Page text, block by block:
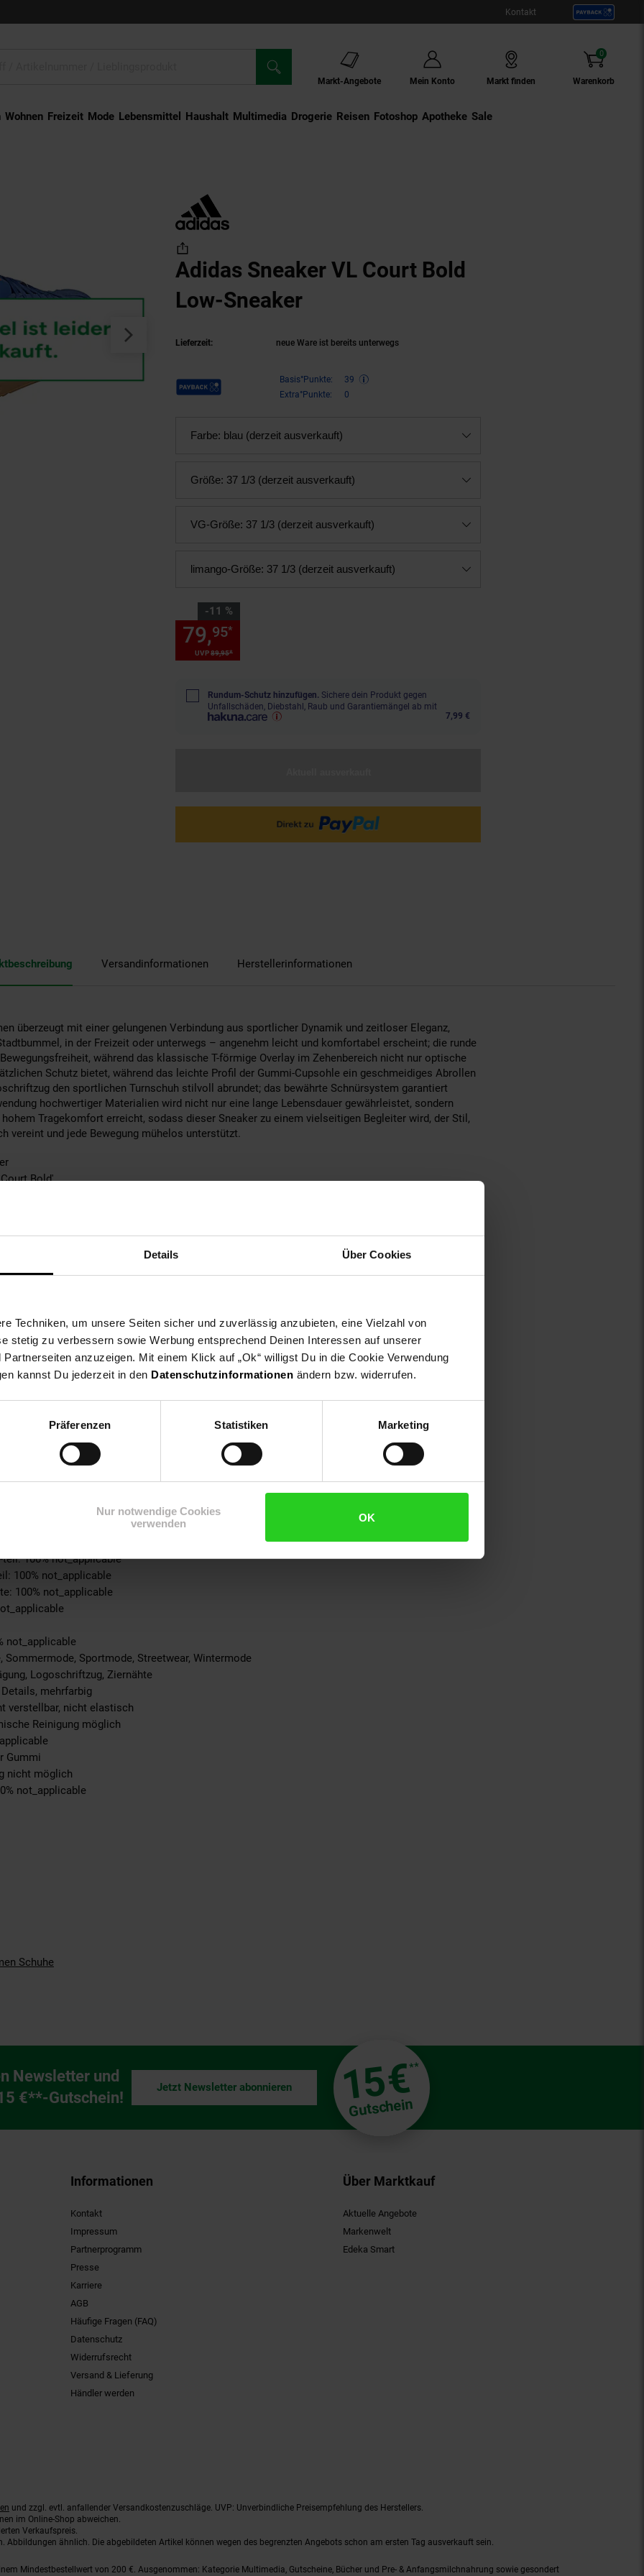
Details Über Cookies
Techniken, um unsere Seiten sicher und zuverlässig anzubieten, eine Vielzahl von
stetig zu verbessern sowie Werbung entsprechend Deinen Interessen auf unserer
anzuzeigen. Mit einem Klick auf „Ok“ willigst Du in die Cookie Verwendung
kannst Du jederzeit in den Datenschutzinformationen ändern bzw. widerrufen.
Präferenzen Statistiken Marketing
Nur notwendige Cookies
verwenden
OK
Kontakt
Markt-Angebote Mein Konto Markt finden Warenkorb
0
Artikel
Wohnen Freizeit Mode Lebensmittel Haushalt Multimedia Drogerie Externer Link:
Reisen Externer Link:
Fotoshop Externer Link:
Apotheke Sale
Adidas Sneaker VL Court Bold
Low-Sneaker
Lieferzeit: neue Ware ist bereits unterwegs
Payback Punkte Basis°Punkte:
39
Extra°Punkte:
0
Farbe: blau (derzeit ausverkauft)
Größe: 37 1/3 (derzeit ausverkauft)
VG-Größe: 37 1/3 (derzeit ausverkauft)
limango-Größe: 37 1/3 (derzeit ausverkauft)
-11 %
Sie Sparen 11 Prozent,
UVP89,95*
79,95*
Rundum-Schutz hinzufügen. Sichere dein Produkt gegen
Unfallschäden, Diebstahl, Raub und Garantiemängel ab mit
7,99 €
Versandinformationen Herstellerinformationen
überzeugt mit einer gelungenen Verbindung aus sportlicher Dynamik und zeitloser Eleganz,
in der Freizeit oder unterwegs – angenehm leicht und komfortabel erscheint; die runde
während das klassische T-förmige Overlay im Zehenbereich nicht nur optische
Schutz bietet, während das leichte Profil der Gummi-Cupsohle ein geschmeidiges Abrollen
den sportlichen Turnschuh stilvoll abrundet; das bewährte Schnürsystem garantiert
hochwertiger Materialien wird nicht nur eine lange Lebensdauer gewährleistet, sondern
Tragekomfort erreicht, sodass dieser Sneaker zu einem vielseitigen Begleiter wird, der Stil,
vereint und jede Bewegung mühelos unterstützt.
Bold'
Leder, 50% Synthetik; Futter: 100% Textil; Sohle: 100% abriebfester Gummi
Material
keine Angabe
100% not_applicable
not_applicable
100% not_applicable
100% not_applicable
100% not_applicable
100% not_applicable
not_applicable
Sportmode, Streetwear, Wintermode
Logoschriftzug, Ziernähte
mehrfarbig
verstellbar, nicht elastisch
Reinigung möglich
Gummi
nicht möglich
not_applicable
Schuhe
Newsletter und
€**-Gutschein!
15€**
Gutschein
Jetzt Newsletter abonnieren
Informationen
Kontakt
Impressum
Partnerprogramm
Presse
Karriere
AGB
Häufige Fragen (FAQ)
Datenschutz
Widerrufsrecht
Versand & Lieferung
Händler werden
Über Marktkauf
Aktuelle Angebote
Markenwelt
Edeka Smart
und zzgl. evtl. anfallender Versandkostenzuschläge. UVP: Unverbindliche Preisempfehlung des Herstellers.
im Online-Shop abweichen.
Verkaufspreis.
ähnlich. Die abgebildeten Artikel können wegen des begrenzten Angebots schon am ersten Tag ausverkauft sein.
Mindestbestellwert von 200 €. Ausgenommen: Kategorie Multimedia, Gutscheine, Bücher und Pre- & Anfangsmilchnahrung sowie gesondert